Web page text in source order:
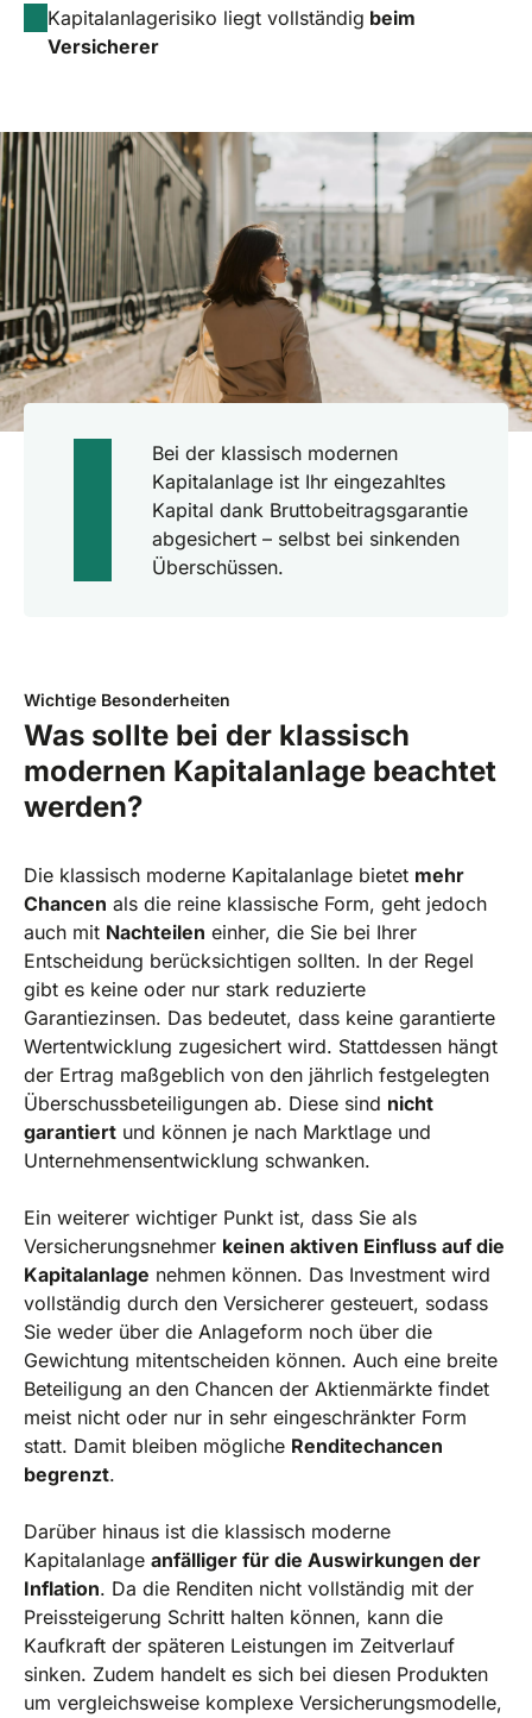
Kapitalanlagerisiko liegt vollständig beim
Versicherer
Bei der klassisch modernen
Kapitalanlage ist Ihr eingezahltes
Kapital dank Bruttobeitragsgarantie
abgesichert – selbst bei sinkenden
Überschüssen.
Wichtige Besonderheiten
Was sollte bei der klassisch
modernen Kapitalanlage beachtet
werden?
Die klassisch moderne Kapitalanlage bietet mehr
Chancen als die reine klassische Form, geht jedoch
auch mit Nachteilen einher, die Sie bei Ihrer
Entscheidung berücksichtigen sollten. In der Regel
gibt es keine oder nur stark reduzierte
Garantiezinsen. Das bedeutet, dass keine garantierte
Wertentwicklung zugesichert wird. Stattdessen hängt
der Ertrag maßgeblich von den jährlich festgelegten
Überschussbeteiligungen ab. Diese sind nicht
garantiert und können je nach Marktlage und
Unternehmensentwicklung schwanken.
Ein weiterer wichtiger Punkt ist, dass Sie als
Versicherungsnehmer keinen aktiven Einfluss auf die
Kapitalanlage nehmen können. Das Investment wird
vollständig durch den Versicherer gesteuert, sodass
Sie weder über die Anlageform noch über die
Gewichtung mitentscheiden können. Auch eine breite
Beteiligung an den Chancen der Aktienmärkte findet
meist nicht oder nur in sehr eingeschränkter Form
statt. Damit bleiben mögliche Renditechancen
begrenzt.
Darüber hinaus ist die klassisch moderne
Kapitalanlage anfälliger für die Auswirkungen der
Inflation. Da die Renditen nicht vollständig mit der
Preissteigerung Schritt halten können, kann die
Kaufkraft der späteren Leistungen im Zeitverlauf
sinken. Zudem handelt es sich bei diesen Produkten
um vergleichsweise komplexe Versicherungsmodelle,